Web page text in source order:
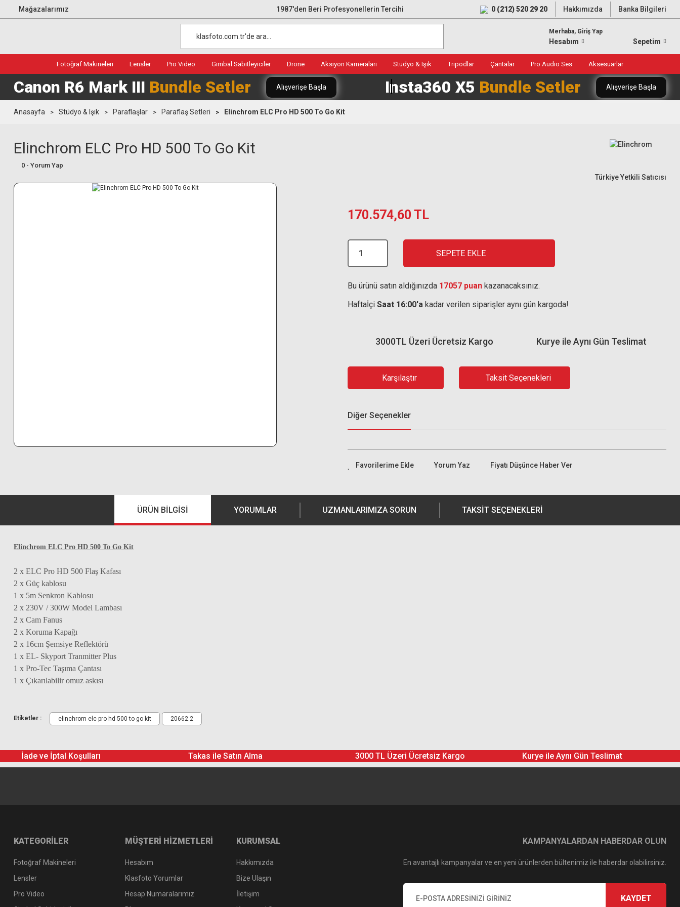
Mağazalarımız 1987'den Beri Profesyonellerin Tercihi 0 (212) 520 29 20 Hakkımızda Banka Bilgileri
Merhaba, Giriş Yap
Hesabım Sepetim
Fotoğraf Makineleri Lensler Pro Video Gimbal Sabitleyiciler Drone Aksiyon Kameraları Stüdyo & Işık Tripodlar Çantalar Pro Audio Ses Aksesuarlar
Canon R6 Mark III Bundle Setler Alışverişe Başla Insta360 X5 Bundle Setler Alışverişe Başla
Anasayfa Stüdyo & Işık Paraflaşlar Paraflaş Setleri Elinchrom ELC Pro HD 500 To Go Kit
Elinchrom ELC Pro HD 500 To Go Kit
0 - Yorum Yap
Türkiye Yetkili Satıcısı
170.574,60 TL
SEPETE EKLE
Bu ürünü satın aldığınızda 17057 puan kazanacaksınız.
Haftaİçi Saat 16:00'a kadar verilen siparişler aynı gün kargoda!
Kurye ile Aynı Gün Teslimat
3000TL Üzeri Ücretsiz Kargo
Karşılaştır Taksit Seçenekleri
Diğer Seçenekler
Yorum Yaz Fiyatı Düşünce Haber Ver
ÜRÜN BILGISI YORUMLAR UZMANLARIMIZA SORUN TAKSIT SEÇENEKLERI
Elinchrom ELC Pro HD 500 To Go Kit
2 x ELC Pro HD 500 Flaş Kafası
2 x Güç kablosu
1 x 5m Senkron Kablosu
2 x 230V / 300W Model Lambası
2 x Cam Fanus
2 x Koruma Kapağı
2 x 16cm Şemsiye Reflektörü
1 x EL- Skyport Tranmitter Plus
1 x Pro-Tec Taşıma Çantası
1 x Çıkarılabilir omuz askısı
Etiketler : elinchrom elc pro hd 500 to go kit 20662.2
İade ve İptal Koşulları Takas ile Satın Alma 3000 TL Üzeri Ücretsiz Kargo Kurye ile Aynı Gün Teslimat
KATEGORİLER
Fotoğraf Makineleri
Lensler
Pro Video
MÜŞTERİ HİZMETLERİ
Hesabım
Klasfoto Yorumlar
Hesap Numaralarımız
KURUMSAL
Hakkımızda
Bize Ulaşın
İletişim
KAMPANYALARDAN HABERDAR OLUN
En avantajlı kampanyalar ve en yeni ürünlerden bültenimiz ile haberdar olabilirsiniz.
KAYDET